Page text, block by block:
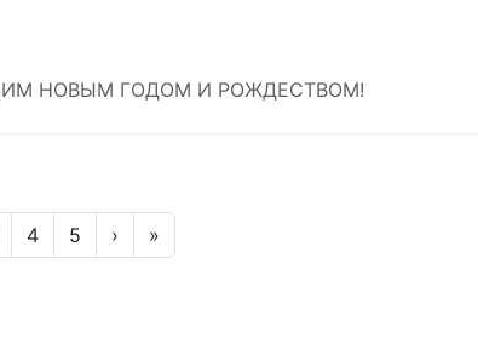
НОВЫМ ГОДОМ И РОЖДЕСТВОМ!
4 5 › »